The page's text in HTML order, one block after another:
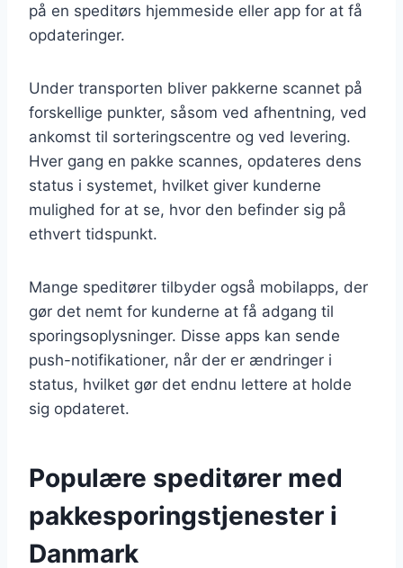
på en speditørs hjemmeside eller app for at få
opdateringer.
Under transporten bliver pakkerne scannet på
forskellige punkter, såsom ved afhentning, ved
ankomst til sorteringscentre og ved levering.
Hver gang en pakke scannes, opdateres dens
status i systemet, hvilket giver kunderne
mulighed for at se, hvor den befinder sig på
ethvert tidspunkt.
Mange speditører tilbyder også mobilapps, der
gør det nemt for kunderne at få adgang til
sporingsoplysninger. Disse apps kan sende
push-notifikationer, når der er ændringer i
status, hvilket gør det endnu lettere at holde
sig opdateret.
Populære speditører med
pakkesporingstjenester i
Danmark